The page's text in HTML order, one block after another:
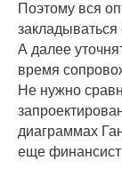
Поэтому вся
А далее
время
Не нужно
диаграммах
еще